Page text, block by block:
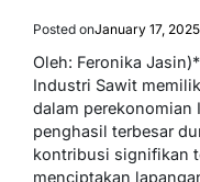
Posted onJanuary 17, 2025
Oleh: Feronika Jasin)*
Industri Sawit
dalam perekonomian
penghasil terbesar
kontribusi signifikan
menciptakan